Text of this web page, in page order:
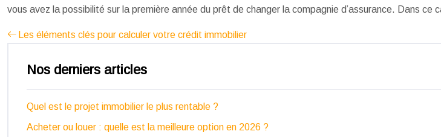
vous avez la possibilité sur la première année du prêt de changer la compagnie d’assurance. Dans ce
Les éléments clés pour calculer votre crédit immobilier
Nos derniers articles
Quel est le projet immobilier le plus rentable ?
Acheter ou louer : quelle est la meilleure option en 2026 ?